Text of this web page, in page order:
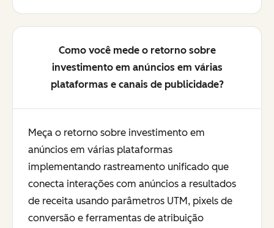
Como você mede o retorno sobre
investimento em anúncios em várias
plataformas e canais de publicidade?
Meça o retorno sobre investimento em
anúncios em várias plataformas
implementando rastreamento unificado que
conecta interações com anúncios a resultados
de receita usando parâmetros UTM, pixels de
conversão e ferramentas de atribuição